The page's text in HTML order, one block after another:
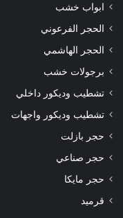
ابواب خشب
الحجر الفرعوني
الحجر الهاشمي
برجولات خشب
تشطيب وديكور داخلي
تشطيب وديكور واجهات
حجر بازلت
حجر صناعي
حجر مايكا
قرميد